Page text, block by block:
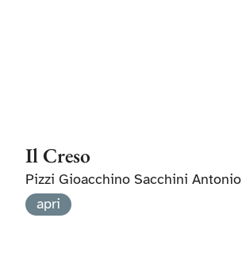
Il Creso
Pizzi Gioacchino Sacchini Antonio
apri